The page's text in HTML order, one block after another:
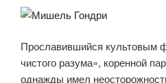
Прославившийся культовым
чистого разума», коренной
однажды имел